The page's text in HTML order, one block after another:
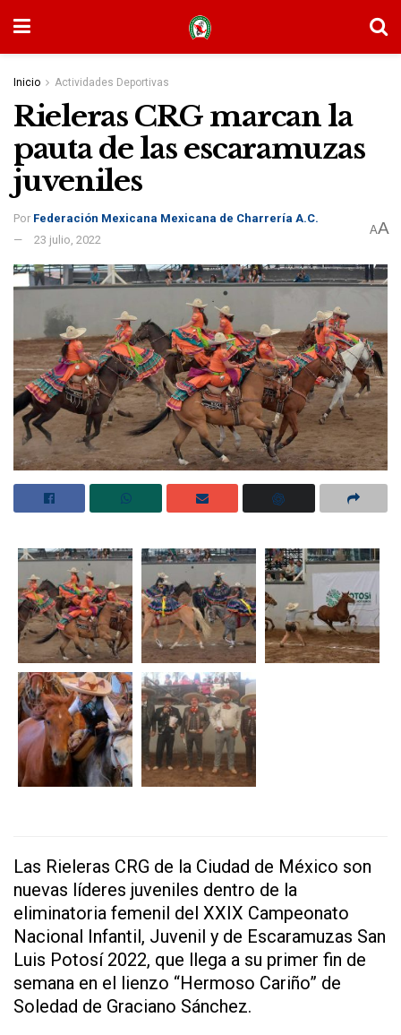
Inicio Actividades Deportivas
Rieleras CRG marcan la
pauta de las escaramuzas
juveniles
Por Federación Mexicana Mexicana de Charrería A.C.
23 julio, 2022
AA
Las Rieleras CRG de la Ciudad de México son
nuevas líderes juveniles dentro de la
eliminatoria femenil del XXIX Campeonato
Nacional Infantil, Juvenil y de Escaramuzas San
Luis Potosí 2022, que llega a su primer fin de
semana en el lienzo “Hermoso Cariño” de
Soledad de Graciano Sánchez.